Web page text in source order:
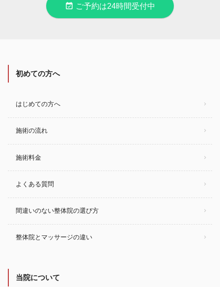
event_available ご予約は24時間受付中
初めての方へ
はじめての方へ
施術の流れ
施術料金
よくある質問
間違いのない整体院の選び方
整体院とマッサージの違い
当院について